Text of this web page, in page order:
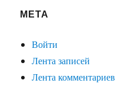
МЕТА
Войти
Лента записей
Лента комментариев